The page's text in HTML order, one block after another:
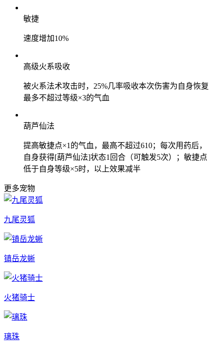
敏捷
速度增加10%
高级火系吸收
被火系法术攻击时，25%几率吸收本次伤害为自身恢复
最多不超过等级×3的气血
葫芦仙法
提高敏捷点×1的气血，最高不超过610；每次用药后，
自身获得[葫芦仙法]状态1回合（可触发5次）；敏捷点
低于自身等级×5时，以上效果减半
更多宠物
九尾灵狐
镇岳龙蜥
火猪骑士
璃珠